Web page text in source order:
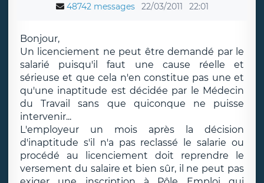
48742 messages 22/03/2011 22:01
Bonjour,
Un licenciement ne peut être demandé par le
salarié puisqu'il faut une cause réelle et
sérieuse et que cela n'en constitue pas une et
qu'une inaptitude est décidée par le Médecin
du Travail sans que quiconque ne puisse
intervenir...
L'employeur un mois après la décision
d'inaptitude s'il n'a pas reclassé le salarie ou
procédé au licenciement doit reprendre le
versement du salaire et bien sûr, il ne peut pas